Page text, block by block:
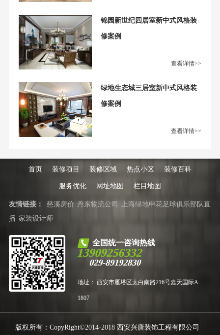
锦园新世纪四居室新中式风格装
修案例
查看详情>>
绿地生态城三居室新中式风格装
修案例
查看详情>>
首页 装修项目 装修区域 热点小区 装修百科
服务优化 网址地图 栏目地图
友情链接： 慈溪房价 丹东物流公司
上海绿地申花足球俱乐部队直
播 家装设计师
全国统一咨询热线
13909256332
029-89192830
地址： 西安市雁塔区太白南路216号嘉天国际A-
1807
版权所有：CopyRight©2014-2018 西安兴唐装饰工程有限公司